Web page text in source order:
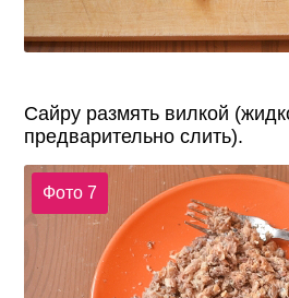
Сайру размять вилкой
предварительно слить).
Фото 7